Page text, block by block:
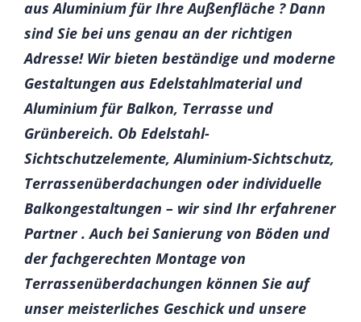
aus Aluminium für Ihre Außenfläche ? Dann
sind Sie bei uns genau an der richtigen
Adresse! Wir bieten beständige und moderne
Gestaltungen aus Edelstahlmaterial und
Aluminium für Balkon, Terrasse und
Grünbereich. Ob Edelstahl-
Sichtschutzelemente, Aluminium-Sichtschutz,
Terrassenüberdachungen oder individuelle
Balkongestaltungen – wir sind Ihr erfahrener
Partner . Auch bei Sanierung von Böden und
der fachgerechten Montage von
Terrassenüberdachungen können Sie auf
unser meisterliches Geschick und unsere